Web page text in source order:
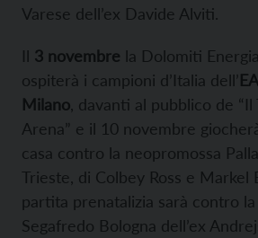
Varese dell’ex Davide Alviti.
Il 3 novembre la Dolomiti
ospiterà i campioni d’Italia dell’
Milano , davanti al pubblico de
Arena” e il 10 novembre
casa contro la neopromossa
Trieste, di Colbey Ross e Markel
partita prenatalizia sarà contro
Segafredo Bologna dell’ex